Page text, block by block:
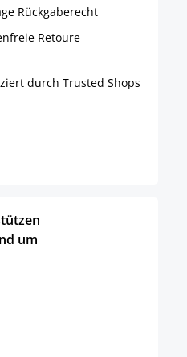
Rückgaberecht
Retoure
durch Trusted Shops
um